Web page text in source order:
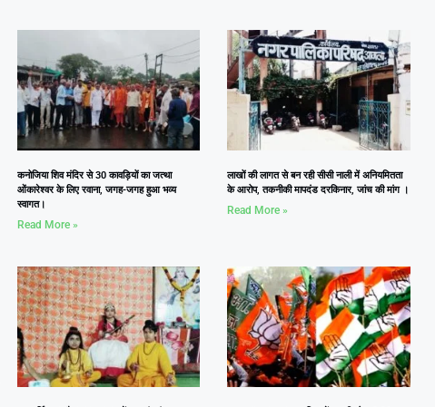
कनोजिया शिव मंदिर से 30 कावड़ियों का जत्था
ओंकारेश्वर के लिए रवाना, जगह-जगह हुआ भव्य
स्वागत।
Read More »
लाखों की लागत से बन रही सीसी नाली में अनियमितता
के आरोप, तकनीकी मापदंड दरकिनार, जांच की मांग ।
Read More »